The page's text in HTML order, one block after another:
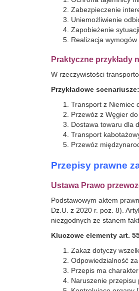
Zabezpieczenie
Uniemożliwienie
Zapobieżenie
Realizacja
Praktyczne przykłady
W rzeczywistości
Przykładowe scenariusze:
Transport z Niemiec
Przewóz z Węgier
Dostawa towaru dla
Transport
Przewóz
Przepisy prawne
Ustawa Prawo
Podstawowym aktem
Dz.U. z 2020 r. poz. 8).
niezgodnych ze stanem
Kluczowe elementy art.
Zakaz dotyczy
Odpowiedzialność
Przepis ma
Naruszenie przepisu